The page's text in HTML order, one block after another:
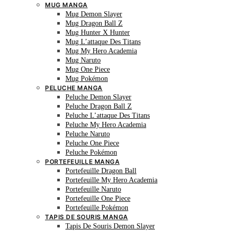
MUG MANGA
Mug Demon Slayer
Mug Dragon Ball Z
Mug Hunter X Hunter
Mug L’attaque Des Titans
Mug My Hero Academia
Mug Naruto
Mug One Piece
Mug Pokémon
PELUCHE MANGA
Peluche Demon Slayer
Peluche Dragon Ball Z
Peluche L’attaque Des Titans
Peluche My Hero Academia
Peluche Naruto
Peluche One Piece
Peluche Pokémon
PORTEFEUILLE MANGA
Portefeuille Dragon Ball
Portefeuille My Hero Academia
Portefeuille Naruto
Portefeuille One Piece
Portefeuille Pokémon
TAPIS DE SOURIS MANGA
Tapis De Souris Demon Slayer